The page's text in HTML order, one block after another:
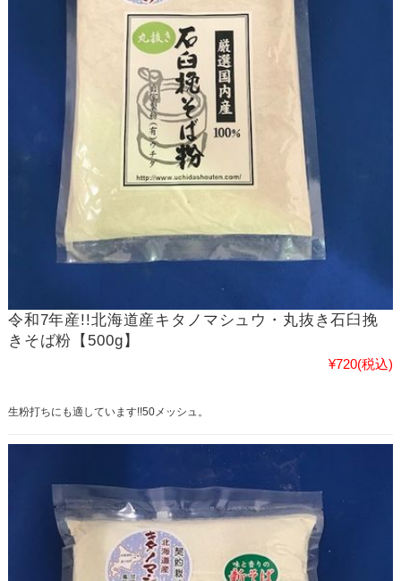
令和7年産!!北海道産キタノマシュウ・丸抜き石臼挽
きそば粉【500g】
¥720(税込)
生粉打ちにも適しています!!50メッシュ。